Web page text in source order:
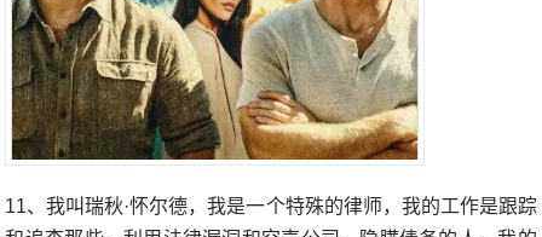
11、我叫瑞秋·怀尔德，我是一个特殊的律师，我的工作是跟踪